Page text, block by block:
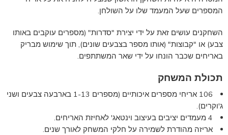
המספרים שעל המעמד שלו על השולחן.
השחקנים עושים זאת על ידי יצירת "סדרות" (מספרים עוקבים באותו
צבע) או "קבוצות" (אותו מספר בצבעים שונים), תוך שימוש מבריק
באריחים שכבר הונחו על ידי שאר המשתתפים.
תכולת המשחק
106 אריחי מספרים איכותיים (מספרים 1-13 בארבעה צבעים ושני
ג'וקרים).
4 מעמדים יציבים בעיצוב וינטאג' לאחיזת האריחים.
אריזה מהודרת לשמירה על חלקי המשחק לאורך שנים.